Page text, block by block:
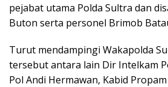
pejabat utama Polda Sultra dan
Buton serta personel Brimob
Turut mendampingi Wakapolda
tersebut antara lain Dir Intelkam
Pol Andi Hermawan, Kabid